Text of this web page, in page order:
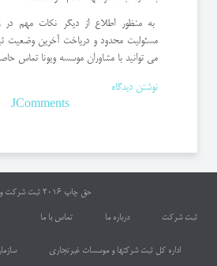
به منظور اطلاع از دیگر نکات مهم
مسئولیت محدود و دریاخت آخرین وضعیت
می توانید با مشاوران موسسه ویونا تماس
نوشتن دیدگاه
JComments
حق چاپ 2016 ثبت شرکت
ثبت شرکت درباره ما تماس با ما
اداره کل ثبت شرکتها و موسسات غیرتجاری